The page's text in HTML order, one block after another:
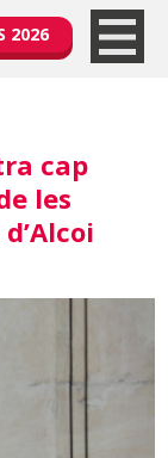
2026
cap
les